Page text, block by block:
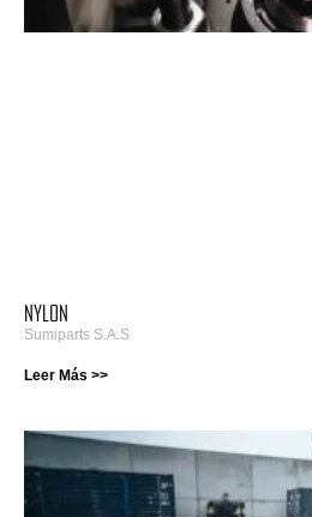
NYLON
Sumiparts S.A.S
Leer Más >>